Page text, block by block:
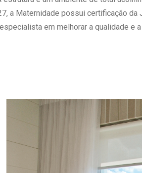
Estrutura de Gestão
Exames - Portal Médico
a Maternidade possui certificação
em melhorar a qualidade